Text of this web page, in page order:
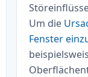
Um die
Fenster